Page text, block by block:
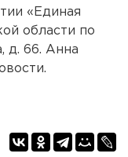
«Единая
области по
д. 66. Анна